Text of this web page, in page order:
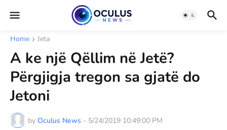
Home Jeta
A ke një Qëllim në Jetë?
Përgjigja tregon sa gjatë do
Jetoni
by Oculus News - 5/24/2019 10:49:00 PM